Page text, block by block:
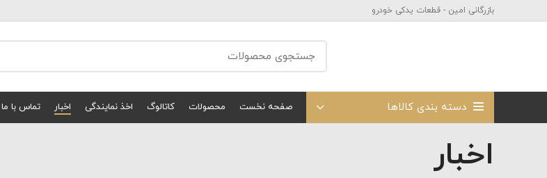
بازرگانی امین - قطعات یدکی خودرو
دسته بندی کالاها صفحه نخست محصولات کاتالوگ اخذ نمایندگی اخبار تماس با ما
اخبار